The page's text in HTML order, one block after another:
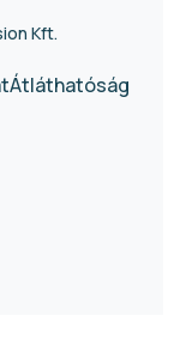
Kft.
Átláthatóság